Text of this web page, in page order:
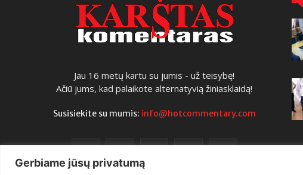
Gerbiame jūsų privatumą
Jau 16 metų kartu su jumis - už teisybę!
Ačiū jums, kad palaikote alternatyvią žiniasklaidą!
Susisiekite su mumis: info@hotcommentary.com